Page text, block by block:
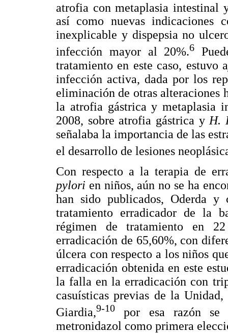
atrofia con metaplasia intestinal
así como nuevas indicaciones
inexplicable y dispepsia no
infección mayor al 20%.6
tratamiento en este caso, estuvo
infección activa, dada por los
eliminación de otras alteraciones
la atrofia gástrica y metaplasia
2008, sobre atrofia gástrica yH.
señalaba la importancia de las
el desarrollo de lesiones
Con respecto a la terapia de
pylori en niños, aún no se ha
han sido publicados, Oderda
tratamiento erradicador de la
régimen de tratamiento en
erradicación de 65,60%, con
úlcera con respecto a los niños
erradicación obtenida en este
la falla en la erradicación con
casuísticas previas de la
Giardia,9-10 por esa razón se
metronidazol como primera